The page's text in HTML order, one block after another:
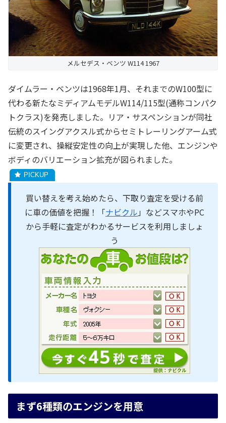
メルセデス・ベンツ W114 1967
ダイムラー・ベンツは1968年1月、それまでのW100型に
代わる新たなミディアムモデルW114/115型(通称コンパク
トクラス)を発売しました。リア・サスペンションが同社
伝統のスイングアクスル式からセミトレーリングアーム式
に変更され、操縦安定性の向上が実現した他、エンジンや
ボディのバリエーション拡充が図られました。
買い替えを考え始めたら、下取り査定を受ける前
に車の価値を把握！「ナビクル 」などスマホやPC
から手軽に査定がわかるサービスを利用しましょ
う
まず6種類のエンジンを用意